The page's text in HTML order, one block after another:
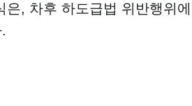
, 차후 하도급법 위반행위